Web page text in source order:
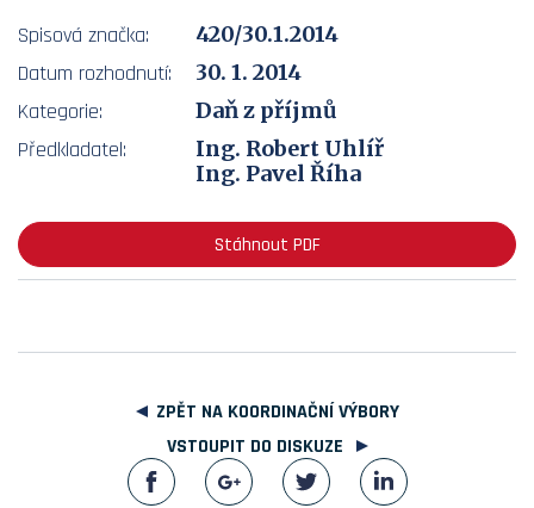
Spisová značka:
420/30.1.2014
Datum rozhodnutí:
30. 1. 2014
Kategorie:
Daň z příjmů
Předkladatel:
Ing. Robert Uhlíř
Ing. Pavel Říha
Stáhnout PDF
ZPĚT NA KOORDINAČNÍ VÝBORY
VSTOUPIT DO DISKUZE